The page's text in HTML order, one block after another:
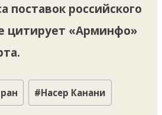
поставок российского
цитирует «Арминфо»
#Насер Канани